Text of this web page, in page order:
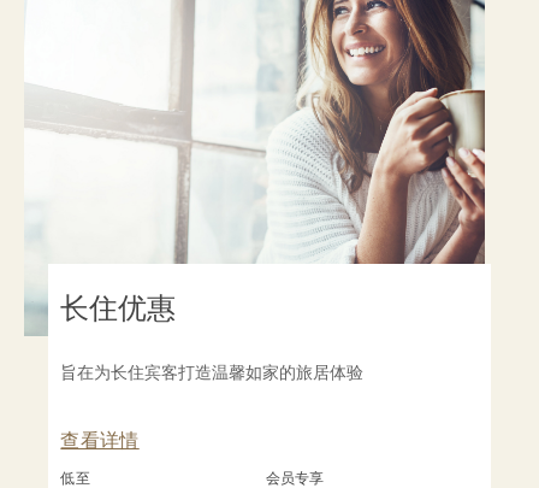
长住优惠
旨在为长住宾客打造温馨如家的旅居体验
查看详情
低至
会员专享